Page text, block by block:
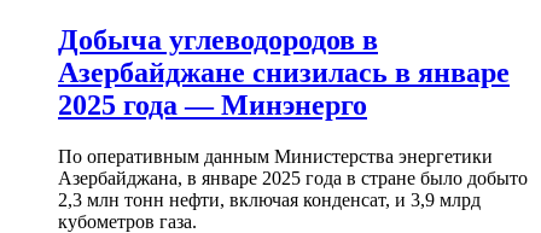
Добыча углеводородов в
Азербайджане снизилась в январе
2025 года — Минэнерго
По оперативным данным Министерства энергетики
Азербайджана, в январе 2025 года в стране было добыто
2,3 млн тонн нефти, включая конденсат, и 3,9 млрд
кубометров газа.